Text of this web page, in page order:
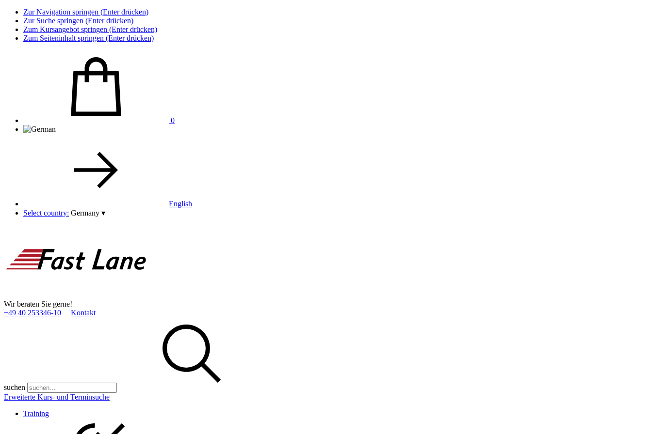
Zur Navigation springen (Enter drücken)
Zur Suche springen (Enter drücken)
Zum Kursangebot springen (Enter drücken)
Zum Seiteninhalt springen (Enter drücken)
0
English
Select country: Germany ▾
Wir beraten Sie gerne!
+49 40 253346­-10
Kontakt
suchen
Erweiterte Kurs- und Terminsuche
Training